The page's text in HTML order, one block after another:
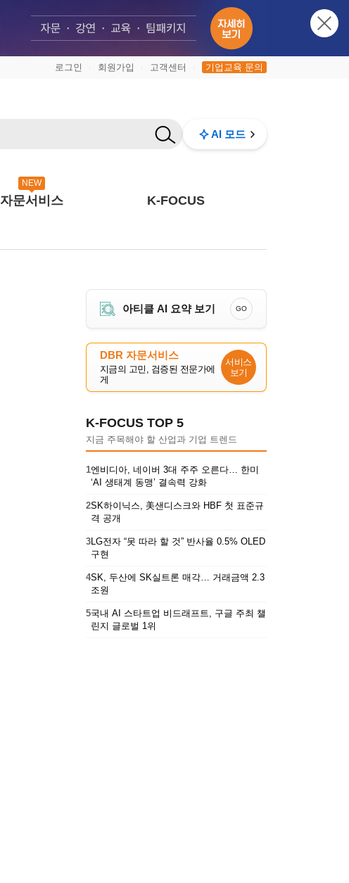
로그인 회원가입 고객센터 기업교육 문의
AI 모드
NEW
자문서비스 K-FOCUS
아티클 AI 요약 보기 GO
DBR 자문서비스
지금의 고민, 검증된 전문가에
게
서비스
보기
K-FOCUS TOP 5
지금 주목해야 할 산업과 기업 트렌드
1엔비디아, 네이버 3대 주주 오른다… 한미
‘AI 생태계 동맹’ 결속력 강화
2SK하이닉스, 美샌디스크와 HBF 첫 표준규
격 공개
3LG전자 “못 따라 할 것” 반사율 0.5% OLED
구현
4SK, 두산에 SK실트론 매각… 거래금액 2.3
조원
5국내 AI 스타트업 비드래프트, 구글 주최 챌
린지 글로벌 1위